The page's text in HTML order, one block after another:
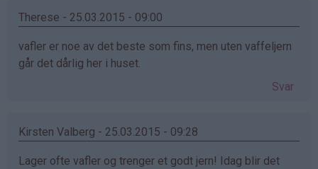
Therese - 25.03.2015 - 09:00
vafler er noe av det beste som fins, men uten vaffeljern
går det dårlig her i huset.
Svar
Kirsten Valberg - 25.03.2015 - 09:28
Lager ofte vafler og trenger et godt jern! Idag blir det